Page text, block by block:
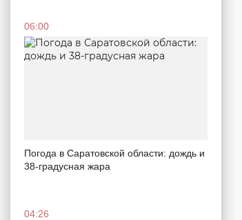
06:00
Погода в Саратовской области: дождь и
38-градусная жара
04:26